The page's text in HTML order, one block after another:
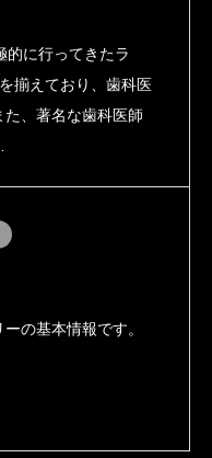
的に行ってきたラ
揃えており、歯科医
、著名な歯科医師
の基本情報です。